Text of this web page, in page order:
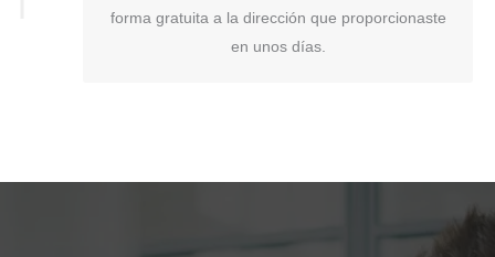
forma gratuita a la dirección que proporcionaste
en unos días.